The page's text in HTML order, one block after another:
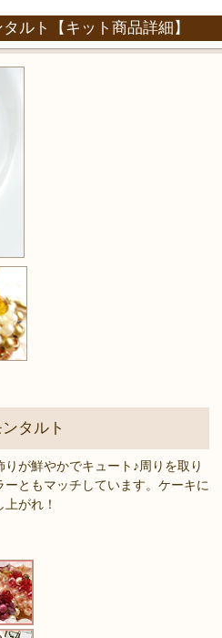
ルト【キット商品詳細】
タルト
が鮮やかでキュート♪周りを取り
ともマッチしています。ケーキに
がれ！